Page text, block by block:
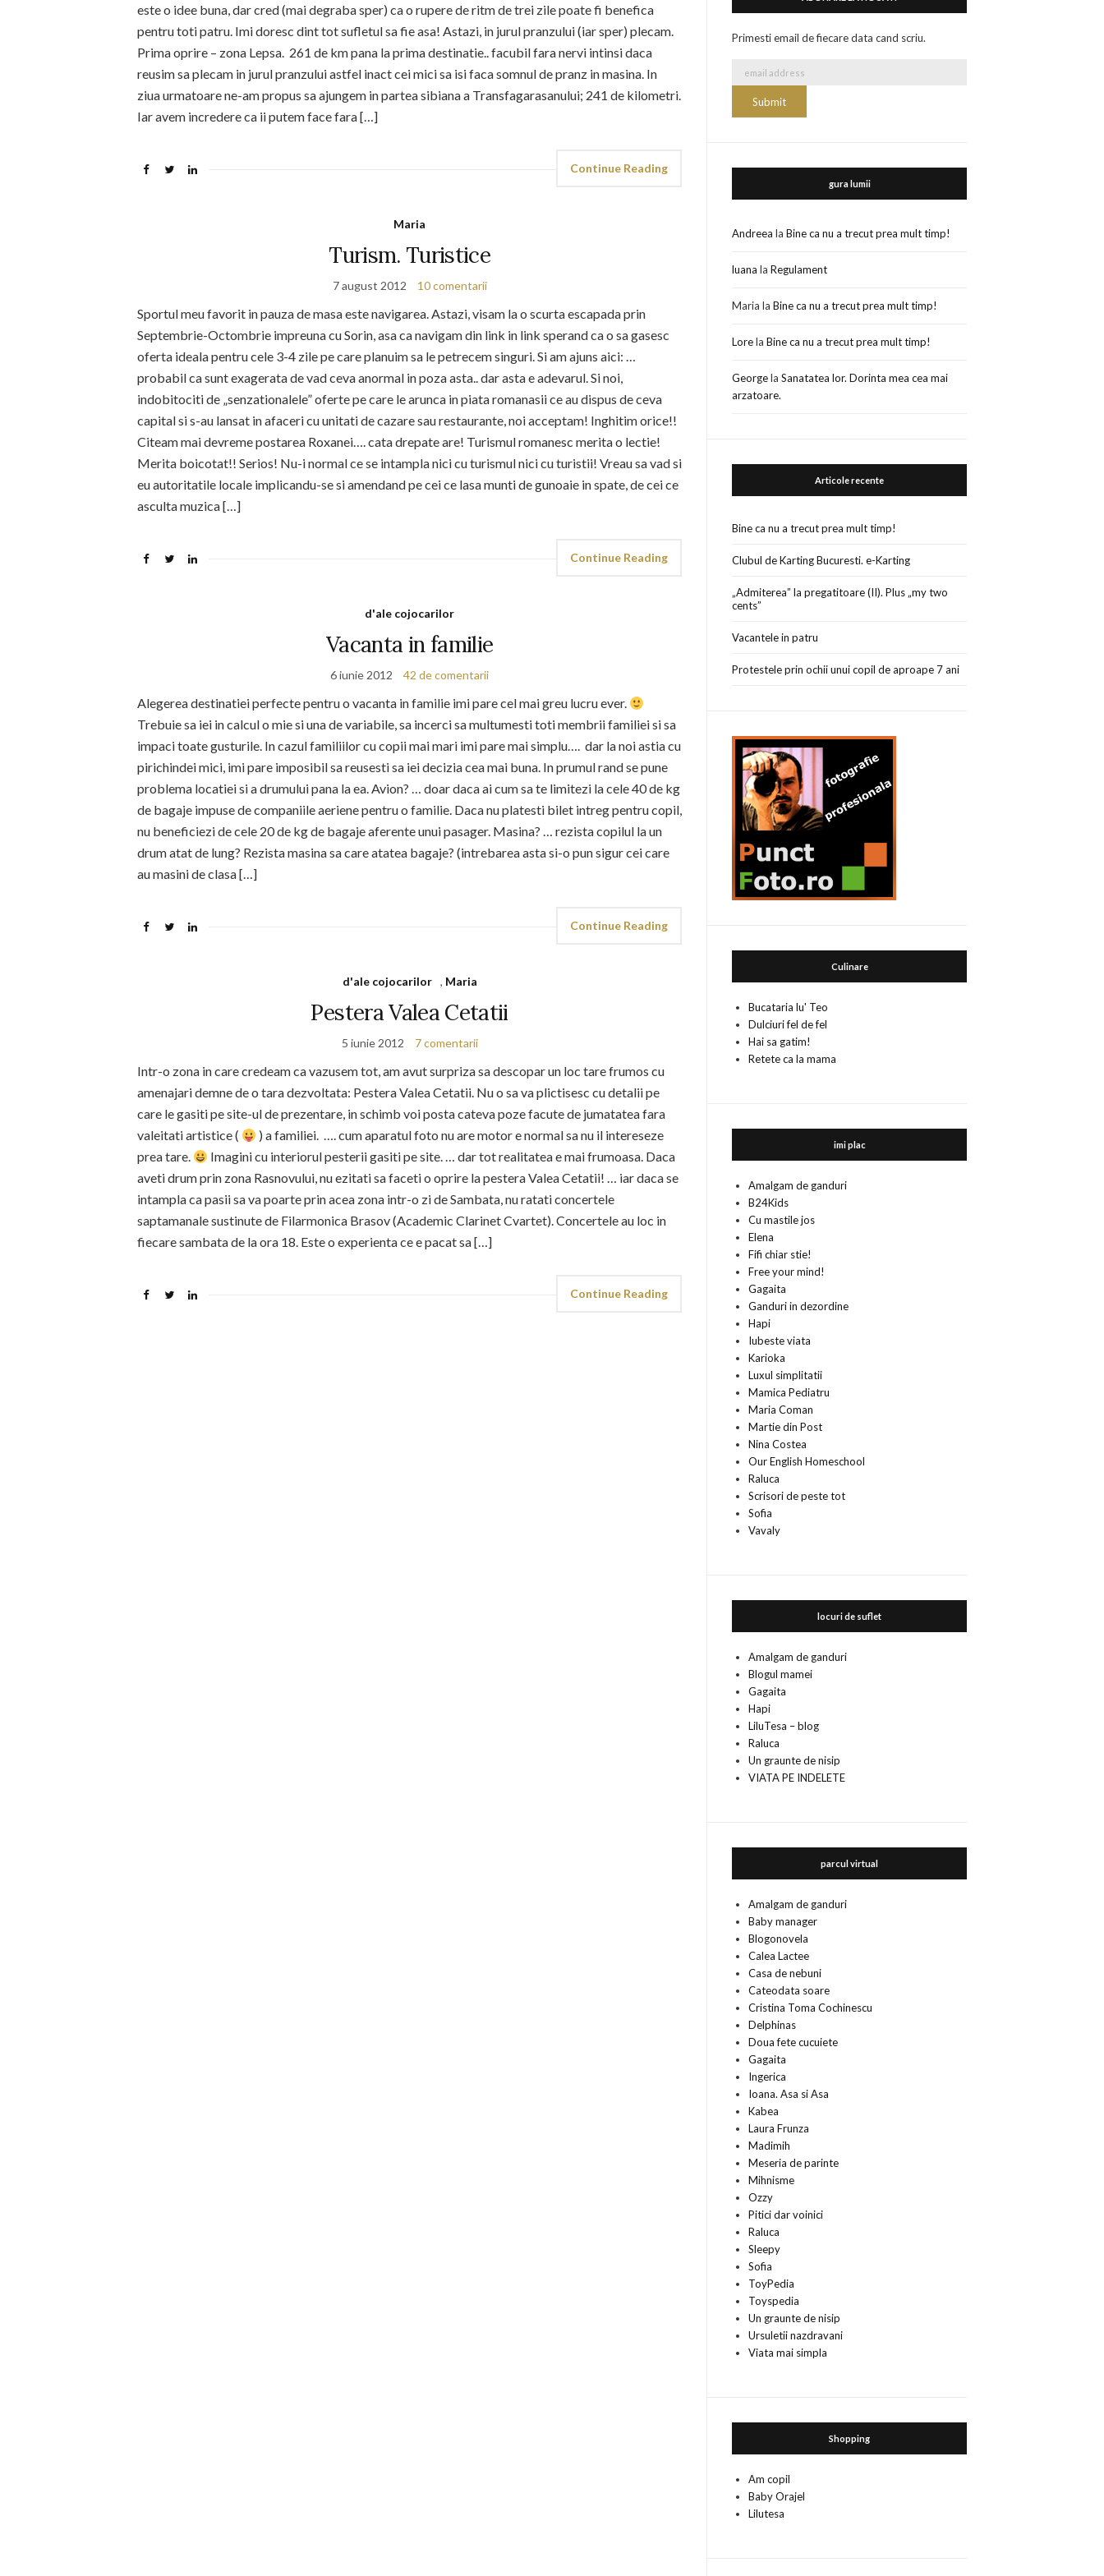
este o idee buna, dar cred (mai degraba sper) ca o rupere de ritm de trei zile poate fi benefica
pentru toti patru. Imi doresc dint tot sufletul sa fie asa! Astazi, in jurul pranzului (iar sper) plecam.
Prima oprire – zona Lepsa. 261 de km pana la prima destinatie.. facubil fara nervi intinsi daca
reusim sa plecam in jurul pranzului astfel inact cei mici sa isi faca somnul de pranz in masina. In
ziua urmatoare ne-am propus sa ajungem in partea sibiana a Transfagarasanului; 241 de kilometri.
Iar avem incredere ca ii putem face fara […]
Continue Reading
Maria
Turism. Turistice
7 august 2012 10 comentarii
Sportul meu favorit in pauza de masa este navigarea. Astazi, visam la o scurta escapada prin
Septembrie-Octombrie impreuna cu Sorin, asa ca navigam din link in link sperand ca o sa gasesc
oferta ideala pentru cele 3-4 zile pe care planuim sa le petrecem singuri. Si am ajuns aici: …
probabil ca sunt exagerata de vad ceva anormal in poza asta.. dar asta e adevarul. Si noi,
indobitociti de „senzationalele” oferte pe care le arunca in piata romanasii ce au dispus de ceva
capital si s-au lansat in afaceri cu unitati de cazare sau restaurante, noi acceptam! Inghitim orice!!
Citeam mai devreme postarea Roxanei…. cata drepate are! Turismul romanesc merita o lectie!
Merita boicotat!! Serios! Nu-i normal ce se intampla nici cu turismul nici cu turistii! Vreau sa vad si
eu autoritatile locale implicandu-se si amendand pe cei ce lasa munti de gunoaie in spate, de cei ce
asculta muzica […]
Continue Reading
d'ale cojocarilor
Vacanta in familie
6 iunie 2012 42 de comentarii
Alegerea destinatiei perfecte pentru o vacanta in familie imi pare cel mai greu lucru ever.
Trebuie sa iei in calcul o mie si una de variabile, sa incerci sa multumesti toti membrii familiei si sa
impaci toate gusturile. In cazul familiilor cu copii mai mari imi pare mai simplu…. dar la noi astia cu
pirichindei mici, imi pare imposibil sa reusesti sa iei decizia cea mai buna. In prumul rand se pune
problema locatiei si a drumului pana la ea. Avion? … doar daca ai cum sa te limitezi la cele 40 de kg
de bagaje impuse de companiile aeriene pentru o familie. Daca nu platesti bilet intreg pentru copil,
nu beneficiezi de cele 20 de kg de bagaje aferente unui pasager. Masina? … rezista copilul la un
drum atat de lung? Rezista masina sa care atatea bagaje? (intrebarea asta si-o pun sigur cei care
au masini de clasa […]
Continue Reading
d'ale cojocarilor , Maria
Pestera Valea Cetatii
5 iunie 2012 7 comentarii
Intr-o zona in care credeam ca vazusem tot, am avut surpriza sa descopar un loc tare frumos cu
amenajari demne de o tara dezvoltata: Pestera Valea Cetatii. Nu o sa va plictisesc cu detalii pe
care le gasiti pe site-ul de prezentare, in schimb voi posta cateva poze facute de jumatatea fara
valeitati artistice (
) a familiei. …. cum aparatul foto nu are motor e normal sa nu il intereseze
prea tare.
Imagini cu interiorul pesterii gasiti pe site. … dar tot realitatea e mai frumoasa. Daca
aveti drum prin zona Rasnovului, nu ezitati sa faceti o oprire la pestera Valea Cetatii! … iar daca se
intampla ca pasii sa va poarte prin acea zona intr-o zi de Sambata, nu ratati concertele
saptamanale sustinute de Filarmonica Brasov (Academic Clarinet Cvartet). Concertele au loc in
fiecare sambata de la ora 18. Este o experienta ce e pacat sa […]
Continue Reading
Primesti email de fiecare data cand scriu.
gura lumii
Andreea laBine ca nu a trecut prea mult timp!
luana laRegulament
Maria laBine ca nu a trecut prea mult timp!
LorelaBine ca nu a trecut prea mult timp!
GeorgelaSanatatea lor. Dorinta mea cea mai
arzatoare.
Articole recente
Bine ca nu a trecut prea mult timp!
Clubul de Karting Bucuresti. e-Karting
„Admiterea” la pregatitoare (II). Plus „my two
cents”
Vacantele in patru
Protestele prin ochii unui copil de aproape 7 ani
Culinare
Bucataria lu' Teo
Dulciuri fel de fel
Hai sa gatim!
Retete ca la mama
imi plac
Amalgam de ganduri
B24Kids
Cu mastile jos
Elena
Fifi chiar stie!
Free your mind!
Gagaita
Ganduri in dezordine
Hapi
Iubeste viata
Karioka
Luxul simplitatii
Mamica Pediatru
Maria Coman
Martie din Post
Nina Costea
Our English Homeschool
Raluca
Scrisori de peste tot
Sofia
Vavaly
locuri de suflet
Amalgam de ganduri
Blogul mamei
Gagaita
Hapi
LiluTesa – blog
Raluca
Un graunte de nisip
VIATA PE INDELETE
parcul virtual
Amalgam de ganduri
Baby manager
Blogonovela
Calea Lactee
Casa de nebuni
Cateodata soare
Cristina Toma Cochinescu
Delphinas
Doua fete cucuiete
Gagaita
Ingerica
Ioana. Asa si Asa
Kabea
Laura Frunza
Madimih
Meseria de parinte
Mihnisme
Ozzy
Pitici dar voinici
Raluca
Sleepy
Sofia
ToyPedia
Toyspedia
Un graunte de nisip
Ursuletii nazdravani
Viata mai simpla
Shopping
Am copil
Baby Orajel
Lilutesa